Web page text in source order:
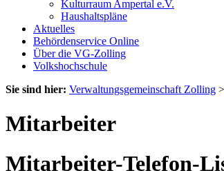
Kulturraum Ampertal e.V.
Haushaltspläne
Aktuelles
Behördenservice Online
Über die VG-Zolling
Volkshochschule
Sie sind hier: Verwaltungsgemeinschaft Zolling >
Mitarbeiter
Mitarbeiter-Telefon-